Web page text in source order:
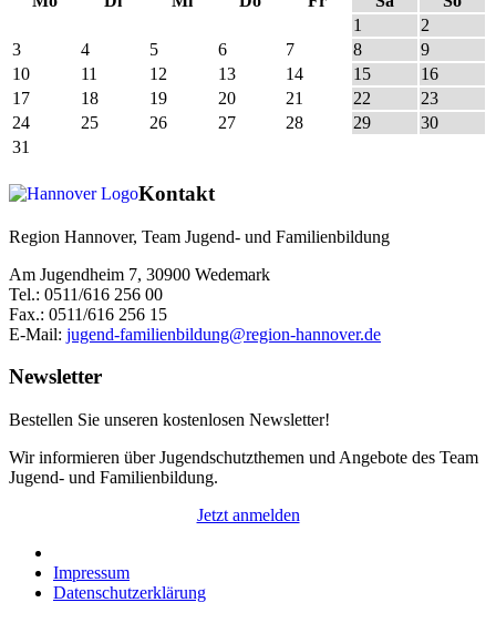
1
2
3
4 5 6 7 8
9
10
11 12 13 14 15
16
17
18 19 20 21 22
23
24
25 26 27 28 29
30
31
Kontakt
Region Hannover, Team Jugend- und Familienbildung
Am Jugendheim 7, 30900 Wedemark
Tel.: 0511/616 256 00
Fax.: 0511/616 256 15
E-Mail: jugend-familienbildung@region-hannover.de
Newsletter
Bestellen Sie unseren kostenlosen Newsletter!
Wir informieren über Jugendschutzthemen und Angebote des Team
Jugend- und Familienbildung.
Jetzt anmelden
Impressum
Datenschutzerklärung